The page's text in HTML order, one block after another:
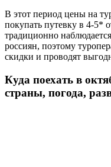
В этот период цены на
покупать путевку в 4-5*
традиционно
россиян, поэтому
скидки и проводят
Куда поехать в
страны, погода,